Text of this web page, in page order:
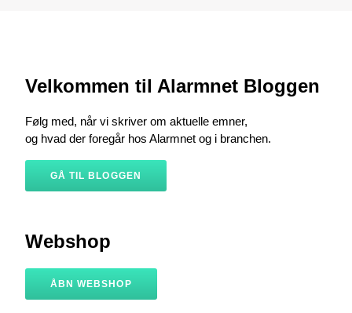
Velkommen til Alarmnet Bloggen
Følg med, når vi skriver om aktuelle emner,
og hvad der foregår hos Alarmnet og i branchen.
GÅ TIL BLOGGEN
Webshop
ÅBN WEBSHOP